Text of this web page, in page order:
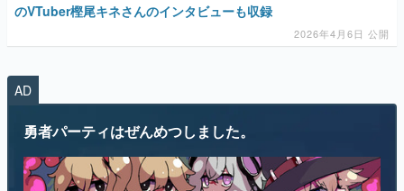
のVTuber樫尾キネさんのインタビューも収録
2026年4月6日 公開
AD
勇者パーティはぜんめつしました。